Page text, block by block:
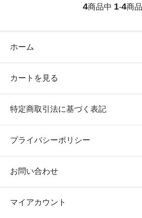
4商品中 1-4商品
ホーム
カートを見る
特定商取引法に基づく表記
プライバシーポリシー
お問い合わせ
マイアカウント